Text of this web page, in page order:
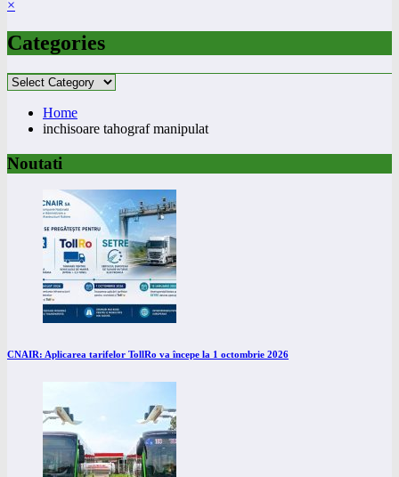
×
Categories
Categories
Home
inchisoare tahograf manipulat
Noutati
CNAIR: Aplicarea tarifelor TollRo va începe la 1 octombrie 2026